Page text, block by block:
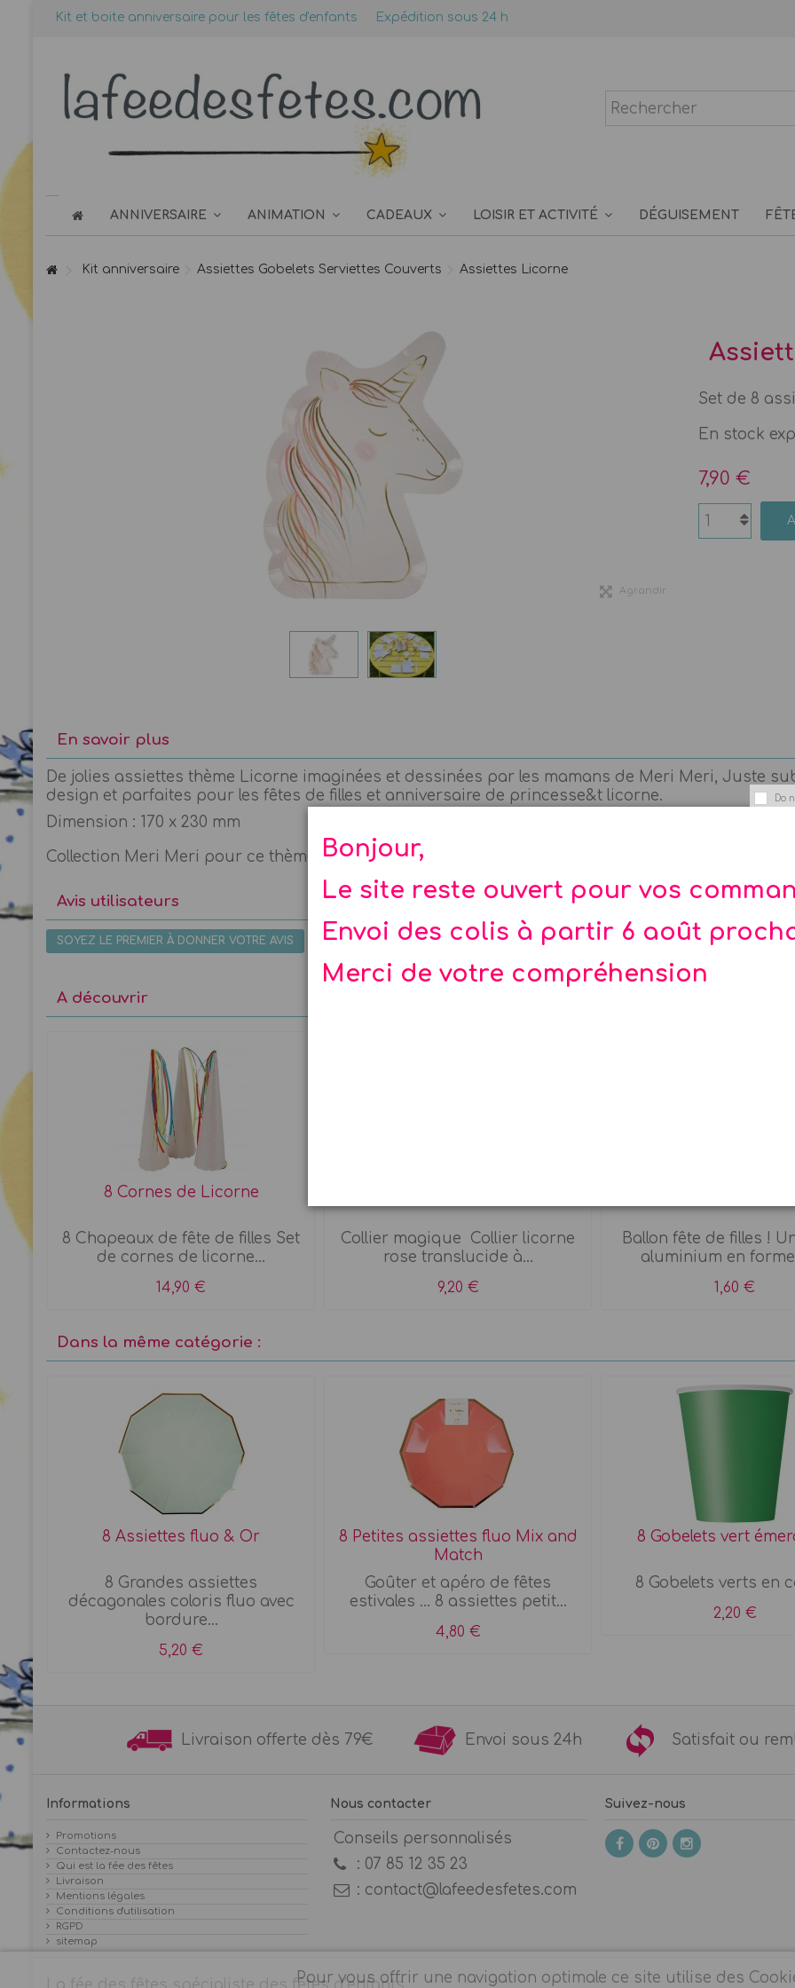
Do
Bonjour,
Le site reste ouvert pour vos
Envoi des colis à partir 6 août
Merci de votre compréhension
Kit et boite anniversaire pour les fêtes d'enfants Expédition sous 24 h
ANNIVERSAIRE ANIMATION CADEAUX LOISIR ET ACTIVITÉ DÉGUISEMENT
Kit anniversaire Assiettes Gobelets Serviettes Couverts Assiettes Licorne
Agrandir
Set de 8
En stock
7,90 €
En savoir plus
De jolies assiettes thème Licorne imaginées et dessinées par les mamans de Meri Meri, Juste
design et parfaites pour les fêtes de filles et anniversaire de princesse&t licorne.
Dimension : 170 x 230 mm
Collection Meri Meri pour ce thème incontournable chez les filles ! La Fée
Avis utilisateurs
SOYEZ LE PREMIER À DONNER VOTRE AVIS
A découvrir
8 Cornes de Licorne
8 Chapeaux de fête de filles Set
de cornes de licorne...
14,90 €
Collier magique Collier licorne
rose translucide à...
9,20 €
Ballon fête de filles !
aluminium en forme
1,60 €
Dans la même catégorie :
8 Assiettes fluo & Or
8 Grandes assiettes
décagonales coloris fluo avec
bordure...
5,20 €
8 Petites assiettes fluo Mix and
Match
Goûter et apéro de fêtes
estivales ... 8 assiettes petit...
4,80 €
8 Gobelets vert
8 Gobelets verts en
2,20 €
Livraison offerte dès 79€ Envoi sous 24h Satisfait ou
Informations
Promotions
Contactez-nous
Qui est la fée des fêtes
Livraison
Mentions légales
Conditions d'utilisation
RGPD
sitemap
Nous contacter
Conseils personnalisés
: 07 85 12 35 23
: contact@lafeedesfetes.com
Suivez-nous
Pour vous offrir une navigation optimale ce site utilise des